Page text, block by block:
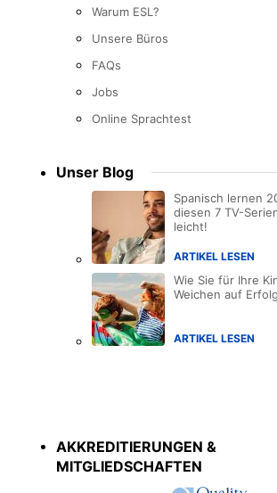
Warum ESL?
Unsere Büros
FAQs
Jobs
Online Sprachtest
Unser Blog
Spanisch lernen
diesen 7 TV-
leicht!
ARTIKEL LESEN
Wie Sie für Ihre
Weichen auf
ARTIKEL LESEN
AKKREDITIERUNGEN &
MITGLIEDSCHAFTEN